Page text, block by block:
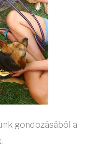
gondozásából a